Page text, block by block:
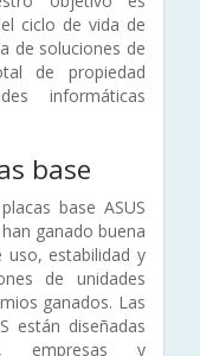
ciclo de vida de
de soluciones de
de propiedad
informáticas
base
base ASUS
ganado buena
uso, estabilidad y
de unidades
ganados. Las
están diseñadas
empresas y